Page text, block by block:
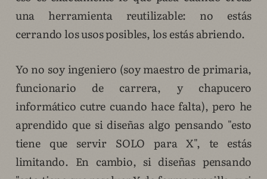
una herramienta reutilizable: no estás
cerrando los usos posibles, los estás abriendo.
Yo no soy ingeniero (soy maestro de primaria,
funcionario de carrera, y chapucero
informático cutre cuando hace falta), pero he
aprendido que si diseñas algo pensando "esto
tiene que servir SOLO para X", te estás
limitando. En cambio, si diseñas pensando